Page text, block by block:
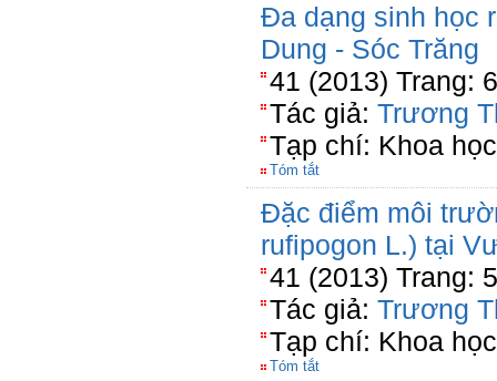
Đa dạng sinh học
Dung - Sóc Trăng
41 (2013) Trang:
Tác giả: Trương
Tạp chí: Khoa
Tóm tắt
Đặc điểm môi
rufipogon L.) tại
41 (2013) Trang:
Tác giả: Trương
Tạp chí: Khoa
Tóm tắt